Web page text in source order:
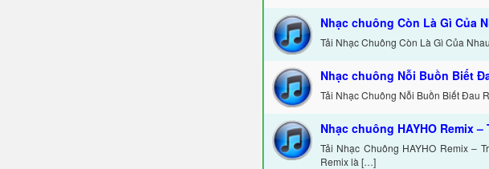
Nhạc chuông Còn Là Gì Của
Tải Nhạc Chuông Còn Là Gì Của
Nhạc chuông Nỗi Buồn Biết
Tải Nhạc Chuông Nỗi Buồn Biết Đau
Nhạc chuông HAYHO Remix –
Tải Nhạc Chuông HAYHO Remix –
Remix là […]